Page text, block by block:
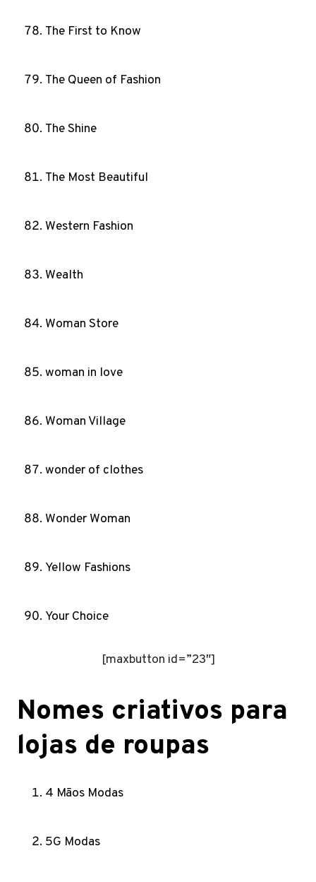
The First to Know
The Queen of Fashion
The Shine
The Most Beautiful
Western Fashion
Wealth
Woman Store
woman in love
Woman Village
wonder of clothes
Wonder Woman
Yellow Fashions
Your Choice
[maxbutton id=”23″]
Nomes criativos para
lojas de roupas
4 Mãos Modas
5G Modas